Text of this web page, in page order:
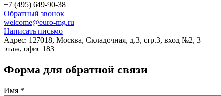
+7 (495) 649-90-38
Обратный звонок
welcome@euro-mg.ru
Написать письмо
Адрес: 127018, Москва, Складочная, д.3, стр.3, вход №2, 3
этаж, офис 183
Форма для обратной связи
Имя *